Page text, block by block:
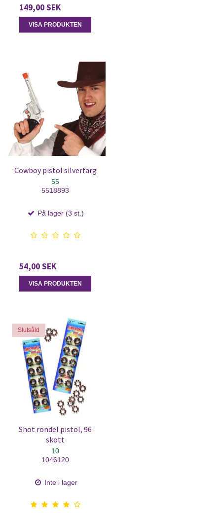
149,00 SEK
VISA PRODUKTEN
Cowboy pistol silverfärg
55
5518893
På lager (3 st.)
54,00 SEK
VISA PRODUKTEN
Slutsåld
Shot rondel pistol, 96
skott
10
1046120
Inte i lager